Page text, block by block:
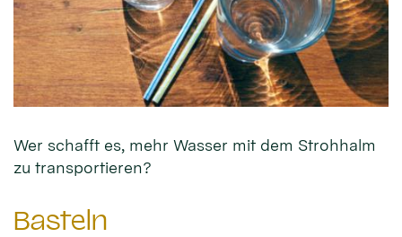
Wer schafft es, mehr Wasser mit dem Strohhalm
zu transportieren?
Basteln